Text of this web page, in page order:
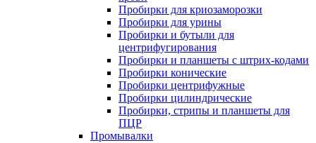
Пробирки для криозаморозки
Пробирки для урины
Пробирки и бутыли для
центрифугирования
Пробирки и планшеты с штрих-кодами
Пробирки конические
Пробирки центрифужные
Пробирки цилиндрические
Пробирки, стрипы и планшеты для
ПЦР
Промывалки